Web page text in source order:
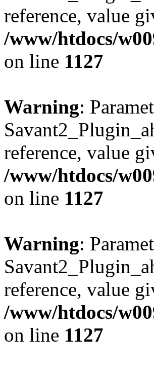
reference, value
/www/htdocs/
on line 1127
Warning:
reference, value
/www/htdocs/
on line 1127
Warning:
reference, value
/www/htdocs/
on line 1127